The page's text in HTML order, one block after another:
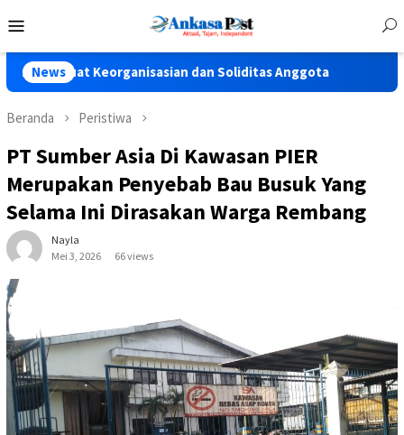
ke
Mobile
News dan Soliditas Anggota Polres Pasuruan
Beranda Peristiwa
PT Sumber Asia Di Kawasan PIER
Merupakan Penyebab Bau Busuk Yang
Selama Ini Dirasakan Warga Rembang
Nayla
Mei 3, 2026
66 views